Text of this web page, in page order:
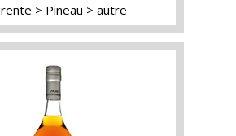
Pineau autre